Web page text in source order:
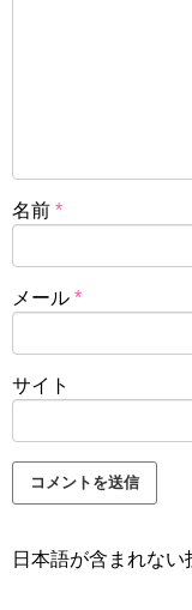
名前 *
メール *
サイト
日本語が含まれない